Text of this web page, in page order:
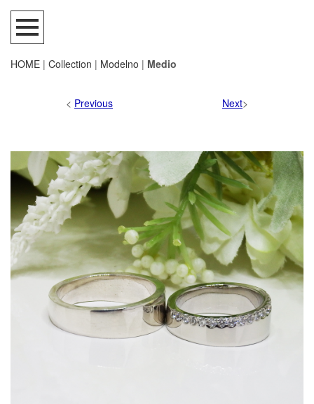
HOME | Collection | Modelno | Medio
< Previous Next>